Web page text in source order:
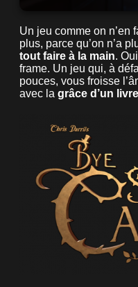
Un jeu comme on n’en
plus, parce qu’on n’a
tout faire à la main.
frame. Un jeu qui, à
pouces, vous froisse
avec la grâce d’un